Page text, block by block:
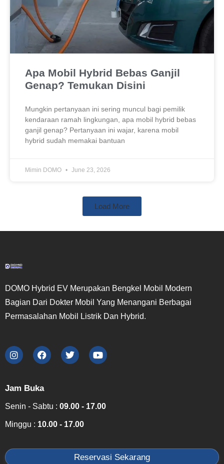
Apa Mobil Hybrid Bebas Ganjil
Genap? Temukan Disini
Mungkin pertanyaan ini sering muncul bagi pemilik
kendaraan ramah lingkungan, apa mobil hybrid bebas
ganjil genap? Pertanyaan ini wajar, karena mobil
hybrid sudah memakai bantuan
Mimin DOMO June 23, 2026
Load More
DOMO Hybrid EV Merupakan Bengkel Mobil Modern
Bagian Dari Dokter Mobil Yang Menangani Berbagai
Permasalahan Mobil Listrik Dan Hybrid.
Jam Buka
Senin - Sabtu : 09.00 - 17.00
Minggu : 10.00 - 17.00
Reservasi Sekarang